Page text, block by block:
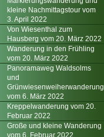
kleine Nachmittagstour vom
3. April 2022
Von Wiesenthal zum
Hausberg vom 20. März 2022
Wanderung in den Frühling
vom 20. März 2022
Panoramaweg Waldsolms
und
Grünwiesenweiherwanderung
vom 6. März 2022
Kreppelwanderung vom 20.
Februar 2022
Große und kleine Wanderung
vom 6. Februar 2022